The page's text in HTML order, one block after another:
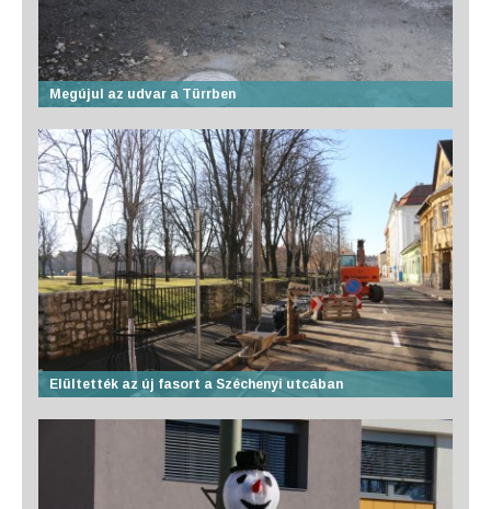
Megújul az udvar a Türrben
Elültették az új fasort a Széchenyi utcában